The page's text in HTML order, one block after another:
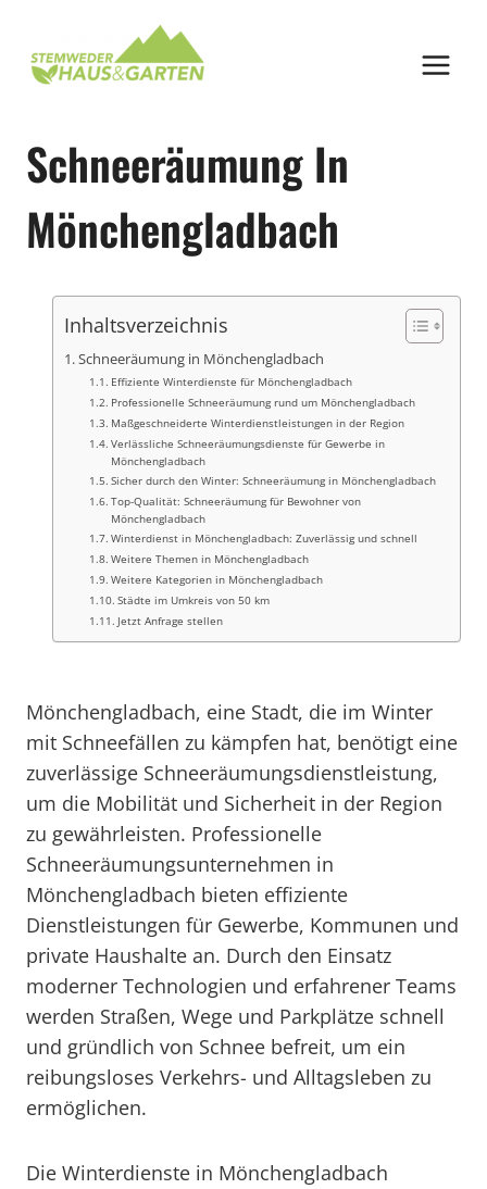
springen
Schneeräumung In
Mönchengladbach
Inhaltsverzeichnis
Schneeräumung in Mönchengladbach
Effiziente Winterdienste für Mönchengladbach
Professionelle Schneeräumung rund um Mönchengladbach
Maßgeschneiderte Winterdienstleistungen in der Region
Verlässliche Schneeräumungsdienste für Gewerbe in
Mönchengladbach
Sicher durch den Winter: Schneeräumung in Mönchengladbach
Top-Qualität: Schneeräumung für Bewohner von
Mönchengladbach
Winterdienst in Mönchengladbach: Zuverlässig und schnell
Weitere Themen in Mönchengladbach
Weitere Kategorien in Mönchengladbach
Städte im Umkreis von 50 km
Jetzt Anfrage stellen
Mönchengladbach, eine Stadt, die im Winter
mit Schneefällen zu kämpfen hat, benötigt eine
zuverlässige Schneeräumungsdienstleistung,
um die Mobilität und Sicherheit in der Region
zu gewährleisten. Professionelle
Schneeräumungsunternehmen in
Mönchengladbach bieten effiziente
Dienstleistungen für Gewerbe, Kommunen und
private Haushalte an. Durch den Einsatz
moderner Technologien und erfahrener Teams
werden Straßen, Wege und Parkplätze schnell
und gründlich von Schnee befreit, um ein
reibungsloses Verkehrs- und Alltagsleben zu
ermöglichen.
Die Winterdienste in Mönchengladbach